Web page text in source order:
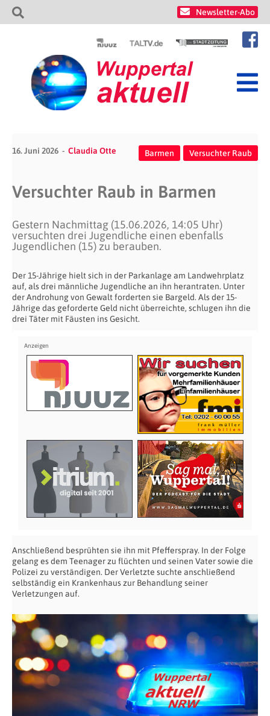
Newsletter-Abo
16. Juni 2026 Claudia Otte Barmen Versuchter Raub
Versuchter Raub in Barmen
Gestern Nachmittag (15.06.2026, 14:05 Uhr)
versuchten drei Jugendliche einen ebenfalls
Jugendlichen (15) zu berauben.
Der 15-Jährige hielt sich in der Parkanlage am Landwehrplatz
auf, als drei männliche Jugendliche an ihn herantraten. Unter
der Androhung von Gewalt forderten sie Bargeld. Als der 15-
Jährige das geforderte Geld nicht überreichte, schlugen ihn die
drei Täter mit Fäusten ins Gesicht.
Anschließend besprühten sie ihn mit Pfefferspray. In der Folge
gelang es dem Teenager zu flüchten und seinen Vater sowie die
Polizei zu verständigen. Der Verletzte suchte anschließend
selbständig ein Krankenhaus zur Behandlung seiner
Verletzungen auf.